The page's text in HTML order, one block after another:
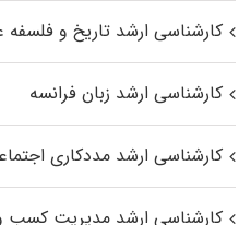
کارشناسی ارشد تاریخ و فلسفه
کارشناسی ارشد زبان فرانسه
کارشناسی ارشد مددکاری
کارشناسی ارشد مدیریت کسب